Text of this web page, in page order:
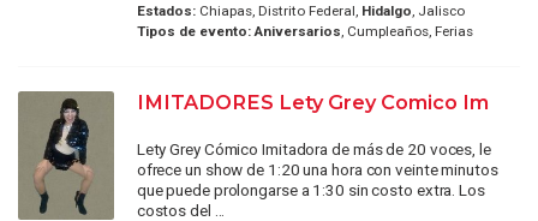
Estados:Chiapas, Distrito Federal, Hidalgo, Jalisco
Tipos de evento: Aniversarios, Cumpleaños, Ferias
IMITADORES Lety Grey Comico Im
Lety Grey Cómico Imitadora de más de 20 voces, le
ofrece un show de 1:20 una hora con veinte minutos
que puede prolongarse a 1:30 sin costo extra. Los
costos del ...